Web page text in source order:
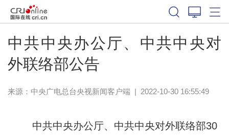
中共中央办公厅、中共中央对
外联络部公告
来源： 中央广电总台央视新闻客户端 | 2022-10-30 16:55:49
中共中央办公厅、中共中央对外联络部30